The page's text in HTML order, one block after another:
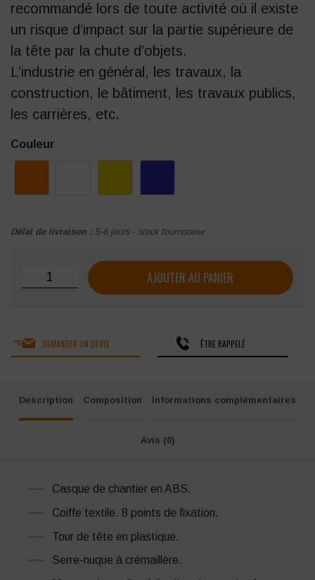
recommandé lors de toute activité où il existe
un risque d’impact sur la partie supérieure de
la tête par la chute d’objets.
L’industrie en général, les travaux, la
construction, le bâtiment, les travaux publics,
les carrières, etc.
Couleur
Délai de livraison : 5-8 jours - stock fournisseur
quantité de CASQUE DE CHANTIER SINGER AÉRÉ
AJOUTER AU PANIER
DEMANDER UN DEVIS ÊTRE RAPPELÉ
Description Composition Informations complémentaires
Avis (0)
Casque de chantier en ABS.
Coiffe textile. 8 points de fixation.
Tour de tête en plastique.
Serre-nuque à crémaillère.